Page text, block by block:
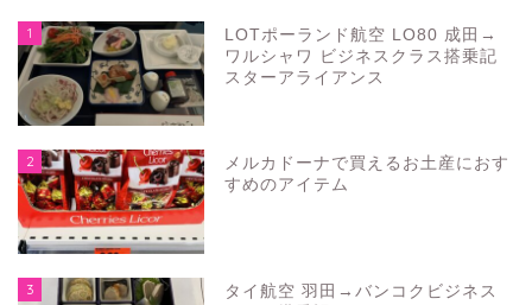
1
LOTポーランド航空 LO80 成田→
ワルシャワ ビジネスクラス搭乗記
スターアライアンス
2
メルカドーナで買えるお土産におす
すめのアイテム
3
タイ航空 羽田→バンコクビジネス